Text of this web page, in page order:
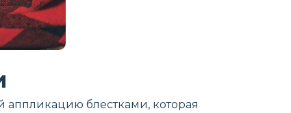
аппликацию блестками, которая